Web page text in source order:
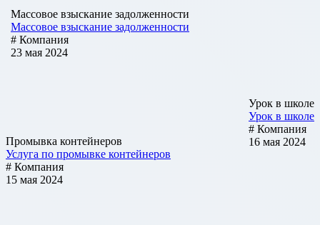
Массовое взыскание задолженности
Массовое взыскание задолженности
# Компания
23 мая 2024
Урок в школе
Урок в школе
# Компания
16 мая 2024
Промывка контейнеров
Услуга по промывке контейнеров
# Компания
15 мая 2024